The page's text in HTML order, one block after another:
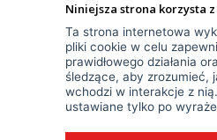
Niniejsza strona korzysta
Ta strona internetowa
pliki cookie w celu
prawidłowego działania
śledzące, aby zrozumieć,
wchodzi w interakcje z
ustawiane tylko po
7:00 - 15:00